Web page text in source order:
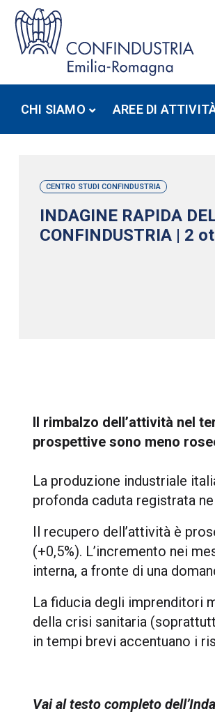
CHI SIAMO AREE DI
CENTRO STUDI CONFINDUSTRIA
INDAGINE RAPIDA
CONFINDUSTRIA | 2
Il rimbalzo dell’attività nel
prospettive sono meno
La produzione industriale
profonda caduta registrata
Il recupero dell’attività è
(+0,5%). L’incremento nei
interna, a fronte di una
La fiducia degli imprenditori
della crisi sanitaria
in tempi brevi accentuano i
Vai al testo completo